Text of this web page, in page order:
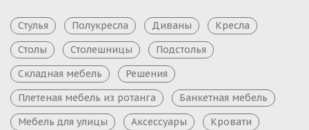
Стулья Полукресла Диваны
Кресла
Столы
Столешницы
Подстолья
Складная мебель
Решения
Плетеная мебель из ротанга
Банкетная мебель
Мебель для улицы
Аксессуары Кровати